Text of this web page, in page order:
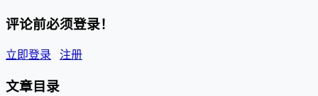
评论前必须登录！
立即登录 注册
文章目录